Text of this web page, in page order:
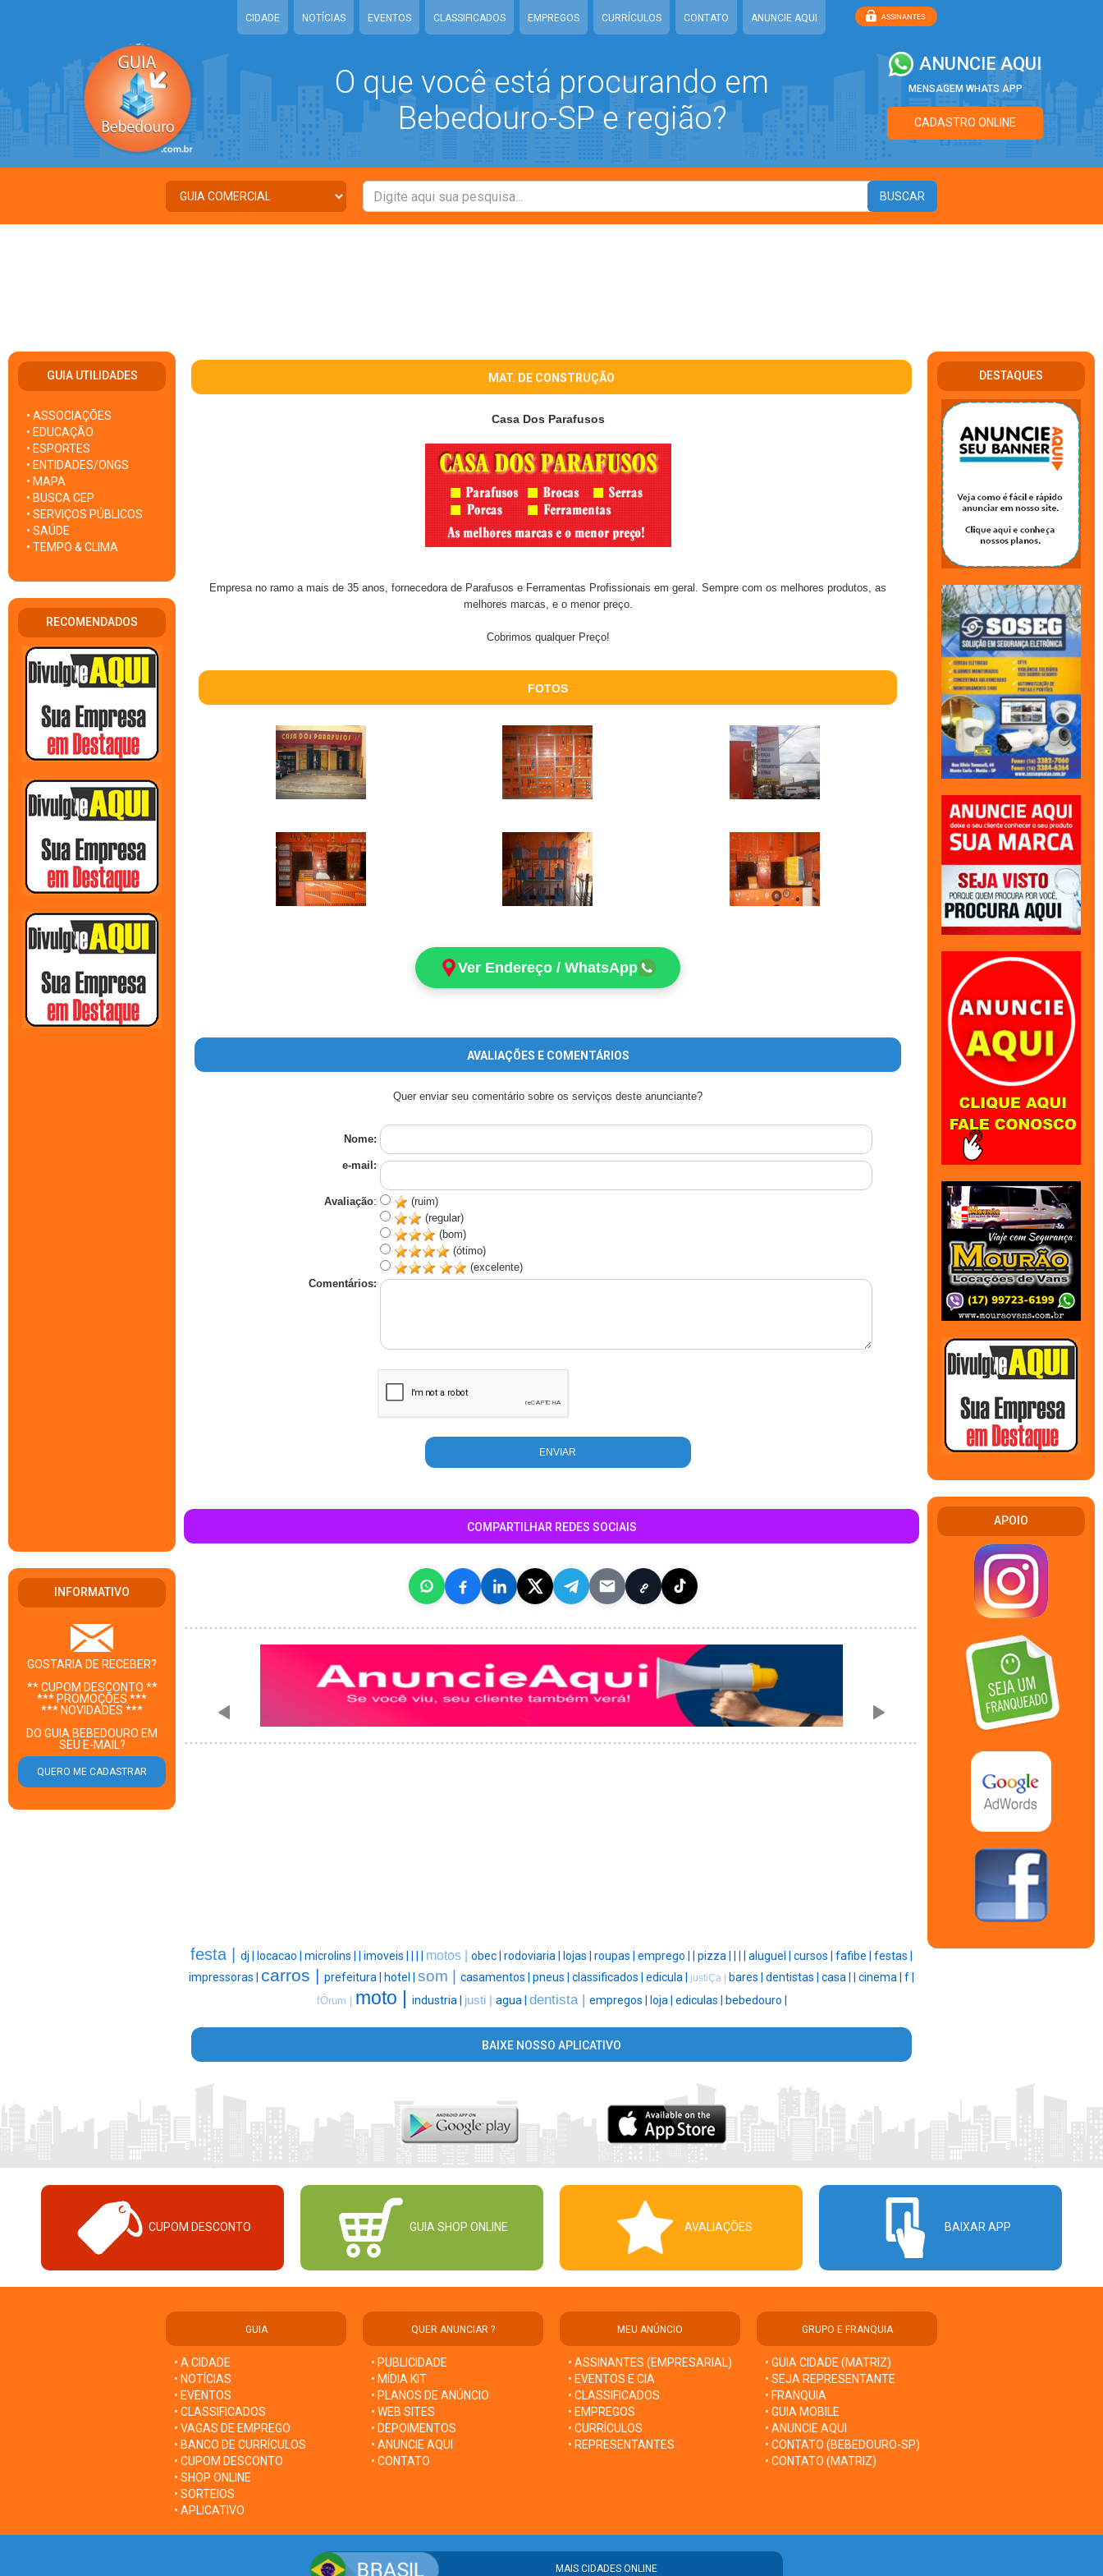
CIDADE NOTÍCIAS EVENTOS CLASSIFICADOS EMPREGOS CURRÍCULOS CONTATO ANUNCIE AQUI
O que você está procurando em
Bebedouro-SP e região?
ANUNCIE AQUI
MENSAGEM WHATS APP
CADASTRO ONLINE
GUIA UTILIDADES
• ASSOCIAÇÕES
• EDUCAÇÃO
• ESPORTES
• ENTIDADES/ONGS
• MAPA
• BUSCA CEP
• SERVIÇOS PÚBLICOS
• SAÚDE
• TEMPO & CLIMA
RECOMENDADOS
INFORMATIVO
GOSTARIA DE RECEBER?
** CUPOM DESCONTO **
*** PROMOÇÕES ***
*** NOVIDADES ***
DO GUIA BEBEDOURO EM
SEU E-MAIL?
MAT. DE CONSTRUÇÃO
Casa Dos Parafusos
Empresa no ramo a mais de 35 anos, fornecedora de Parafusos e Ferramentas Profissionais em geral. Sempre com os melhores produtos, as
melhores marcas, e o menor preço.
Cobrimos qualquer Preço!
FOTOS
Ver Endereço / WhatsApp
AVALIAÇÕES E COMENTÁRIOS
Quer enviar seu comentário sobre os serviços deste anunciante?
Nome:
e-mail:
Avaliação:
(ruim)
(regular)
(bom)
(ótimo)
(excelente)
Comentários:
COMPARTILHAR REDES SOCIAIS
festa | dj | locacao | microlins | imoveis | motos | obec | rodoviaria | lojas | roupas | emprego | pizza | aluguel | cursos | fafibe | festas |
impressoras | carros | prefeitura | hotel | som | casamentos | pneus | classificados | edicula | justiÇa | bares | dentistas | casa | cinema | f |
fÓrum | moto | industria | justi | agua | dentista | empregos | loja | ediculas | bebedouro |
BAIXE NOSSO APLICATIVO
DESTAQUES
APOIO
CUPOM DESCONTO GUIA SHOP ONLINE AVALIAÇÕES BAIXAR APP
GUIA
• A CIDADE
• NOTÍCIAS
• EVENTOS
• CLASSIFICADOS
• VAGAS DE EMPREGO
• BANCO DE CURRÍCULOS
• CUPOM DESCONTO
• SHOP ONLINE
• SORTEIOS
• APLICATIVO
QUER ANUNCIAR ?
• PUBLICIDADE
• MÍDIA KIT
• PLANOS DE ANÚNCIO
• WEB SITES
• DEPOIMENTOS
• ANUNCIE AQUI
• CONTATO
MEU ANÚNCIO
• ASSINANTES (EMPRESARIAL)
• EVENTOS E CIA
• CLASSIFICADOS
• EMPREGOS
• CURRÍCULOS
• REPRESENTANTES
GRUPO E FRANQUIA
• GUIA CIDADE (MATRIZ)
• SEJA REPRESENTANTE
• FRANQUIA
• GUIA MOBILE
• ANUNCIE AQUI
• CONTATO (BEBEDOURO-SP)
• CONTATO (MATRIZ)
MAIS CIDADES ONLINE